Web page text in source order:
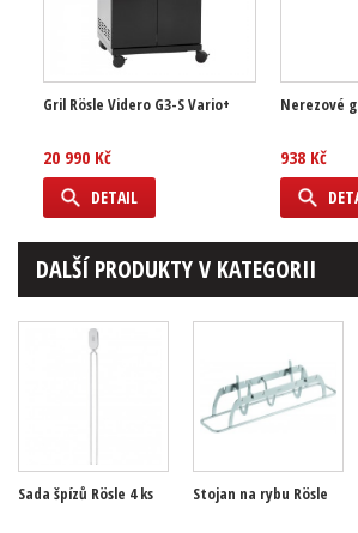
Gril Rösle Videro G3-S Vario+
20 990 Kč
DETAIL
Nerezové
938 Kč
DALŠÍ PRODUKTY V KATEGORII
Sada špízů Rösle 4 ks Stojan na rybu Rösle